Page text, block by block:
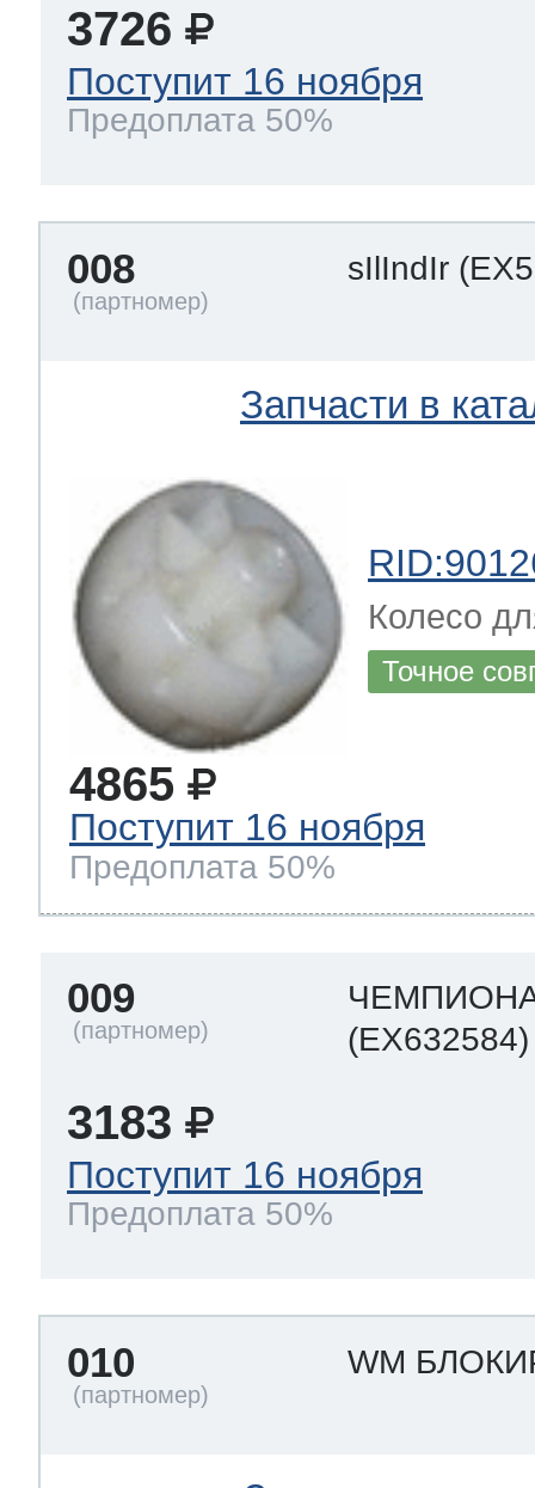
3726
Поступит 16 ноября
Предоплата 50%
008 sIlIndIr
Запчасти в
Колесо
Точное
4865
Поступит 16 ноября
Предоплата 50%
009
(EX632584)
3183
Поступит 16 ноября
Предоплата 50%
010 WM